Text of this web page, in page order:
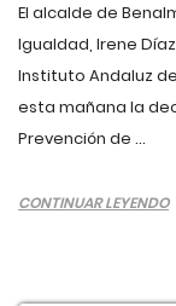
El alcalde de
Igualdad, Irene
Instituto Andaluz
esta mañana la
Prevención de ...
CONTINUAR LEYENDO